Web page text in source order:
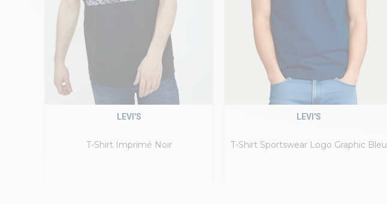
T-Shirt Imprimé Noir
LEVI'S
T-Shirt Sportswear Logo Graphic Bleu
LEVI'S